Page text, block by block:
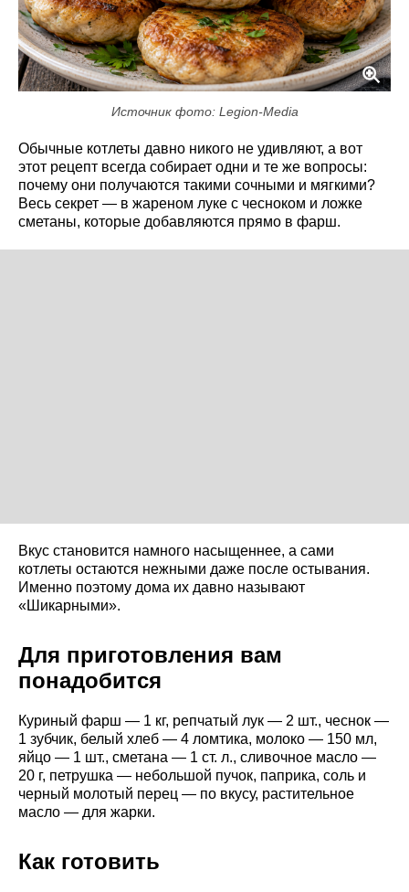
Источник фото: Legion-Media
Обычные котлеты давно никого не удивляют, а вот
этот рецепт всегда собирает одни и те же вопросы:
почему они получаются такими сочными и мягкими?
Весь секрет — в жареном луке с чесноком и ложке
сметаны, которые добавляются прямо в фарш.
Вкус становится намного насыщеннее, а сами
котлеты остаются нежными даже после остывания.
Именно поэтому дома их давно называют
«Шикарными».
Для приготовления вам
понадобится
Куриный фарш — 1 кг, репчатый лук — 2 шт., чеснок —
1 зубчик, белый хлеб — 4 ломтика, молоко — 150 мл,
яйцо — 1 шт., сметана — 1 ст. л., сливочное масло —
20 г, петрушка — небольшой пучок, паприка, соль и
черный молотый перец — по вкусу, растительное
масло — для жарки.
Как готовить